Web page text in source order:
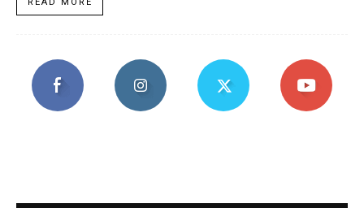
READ MORE